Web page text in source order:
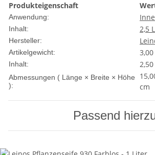
Produkteigenschaft
Anwendung:
Inhalt: 2,5
Hersteller:
Artikelgewicht: 3,00
Inhalt:
Abmessungen ( Länge × Breite × Höhe
):
cm
Passend